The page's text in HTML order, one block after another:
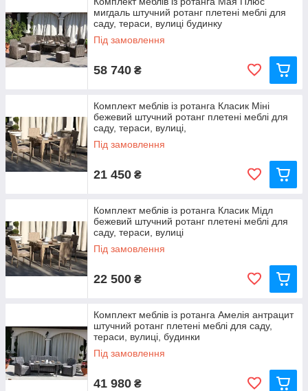
мигдаль штучний ротанг плетені меблі для
саду, тераси, вулиці будинку
Під замовлення
58 740 ₴
Комплект меблів із ротанга Класик Міні
бежевий штучний ротанг плетені меблі для
саду, тераси, вулиці,
Під замовлення
21 450 ₴
Комплект меблів із ротанга Класик Мідл
бежевий штучний ротанг плетені меблі для
саду, тераси, вулиці
Під замовлення
22 500 ₴
Комплект меблів із ротанга Амелія антрацит
штучний ротанг плетені меблі для саду,
тераси, вулиці, будинки
Під замовлення
41 980 ₴